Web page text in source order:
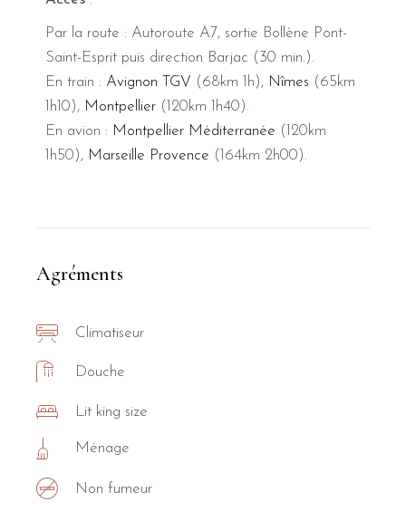
Par la route : Autoroute A7, sortie Bollène Pont-
Saint-Esprit puis direction Barjac (30 min.).
En train : Avignon TGV (68km 1h), Nîmes (65km
1h10), Montpellier (120km 1h40).
En avion : Montpellier Méditerranée (120km
1h50), Marseille Provence (164km 2h00).
Agréments
Climatiseur
Douche
Lit king size
Ménage
Non fumeur